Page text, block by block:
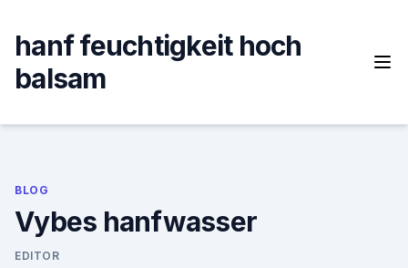
content
hanf feuchtigkeit hoch
balsam
BLOG
Vybes hanfwasser
EDITOR